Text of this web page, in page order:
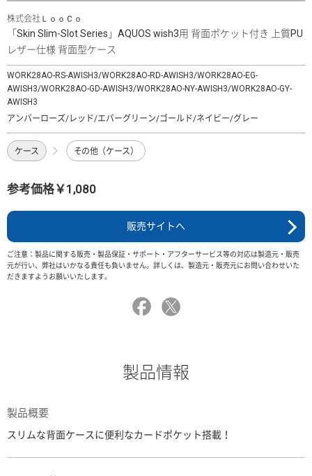
株式会社ＬｏｏＣｏ
「Skin Slim-Slot Series」AQUOS wish3用 背面ポケット付き 上質PU
レザー仕様 背面型ケース
WORK28AO-RS-AWISH3/WORK28AO-RD-AWISH3/WORK28AO-EG-
AWISH3/WORK28AO-GD-AWISH3/WORK28AO-NY-AWISH3/WORK28AO-GY-
AWISH3
アンバーローズ/レッド/エバーグリーン/ゴールド/ネイビー/グレー
ケース その他（ケース）
参考価格￥1,080
販売サイトへ
ご注意：製品に関する販売・製品保証・サポート・アフターサービス等の対応は製造元・販売
元が行い、弊社はいかなる責任も負いません。詳しくは、製造元・販売元にお問い合わせいた
だきますようお願いいたします。
製品情報
製品概要
スリムな背面ケースに便利なカードポケット搭載！